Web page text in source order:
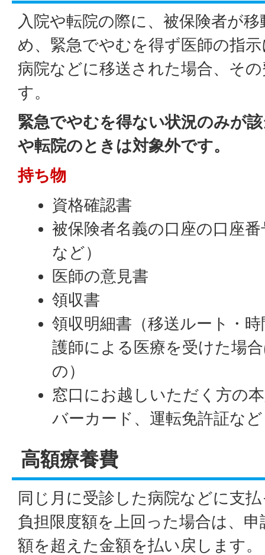
入院や転院の際に、被保険者が
め、緊急でやむを得ず医師の指
病院などに移送された場合、そ
す。
緊急でやむを得ない状況のみが
や転院のときは対象外です。
持ち物
資格確認書
被保険者名義の口座の口座
など）
医師の意見書
領収書
領収明細書（移送ルート・
護師による医療を受けた場
の）
窓口にお越しいただく方の
バーカード、運転免許証な
高額療養費
同じ月に受診した病院などに支
負担限度額を上回った場合は、
額を超えた金額を払い戻します